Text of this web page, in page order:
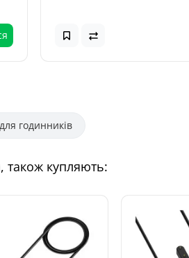
годинників
також купляють: